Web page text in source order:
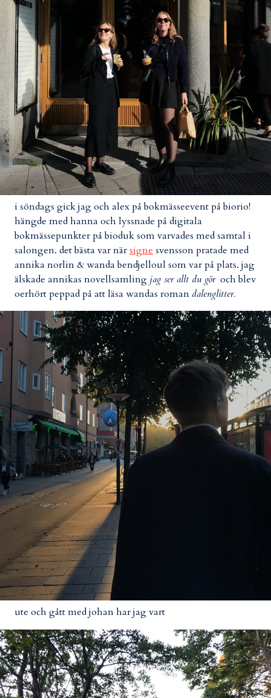
i söndags gick jag och alex på bokmässeevent på biorio!
hängde med hanna och lyssnade på digitala
bokmässepunkter på bioduk som varvades med samtal i
salongen. det bästa var närsigne svensson pratade med
annika norlin & wanda bendjelloul som var på plats. jag
älskade annikas novellsamling jag ser allt du göroch blev
oerhört peppad på att läsa wandas roman dalenglitter.
ute och gått med johan har jag vart